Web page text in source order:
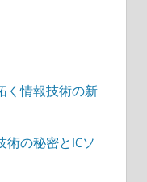
く情報技術の新
の秘密とICソ